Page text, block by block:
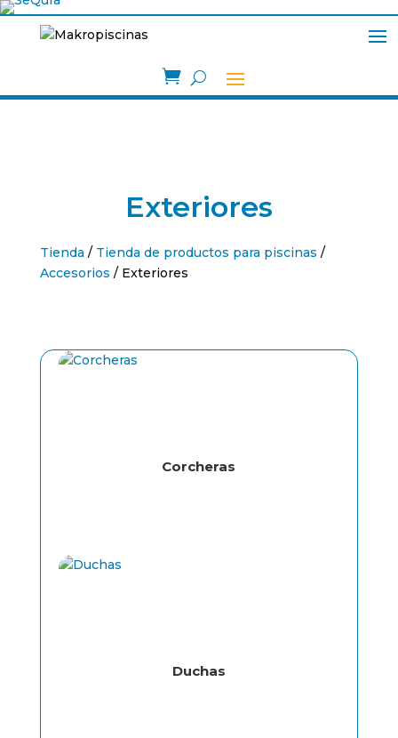

Exteriores
Tienda / Tienda de productos para piscinas /
Accesorios / Exteriores
Corcheras
Duchas